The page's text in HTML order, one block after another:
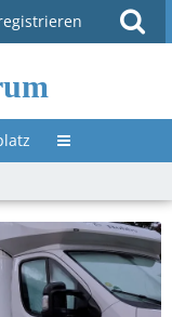
Untermenü »